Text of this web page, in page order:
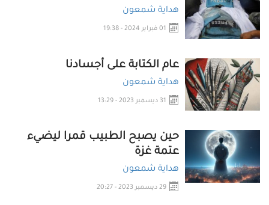
هداية شمعون
01 فبراير 2024 - 19:38
عام الكتابة على أجسادنا
هداية شمعون
31 ديسمبر 2023 - 13:29
حين يصبح الطبيب قمرا ليضيء
عتمة غزة
هداية شمعون
29 ديسمبر 2023 - 20:27